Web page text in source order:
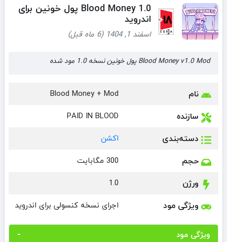
Blood Money 1.0 پول خونین برای
اندروید
اسفند 1, 1404 (6 ماه قبل)
Blood Money v1.0 Mod پول خونین نسخه 1.0 مود شده
نام Blood Money + Mod
سازنده PAID IN BLOOD
دسته‌بندی اکشن
حجم 300 مگابایت
ورژن 1.0
ویژگی مود اجرای نسخه کنسولی برای اندروید
ویژگی مود